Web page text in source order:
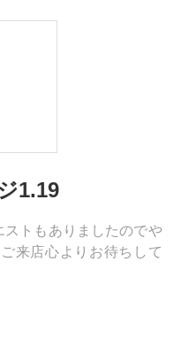
1.19
トもありましたのでや
来店心よりお待ちして